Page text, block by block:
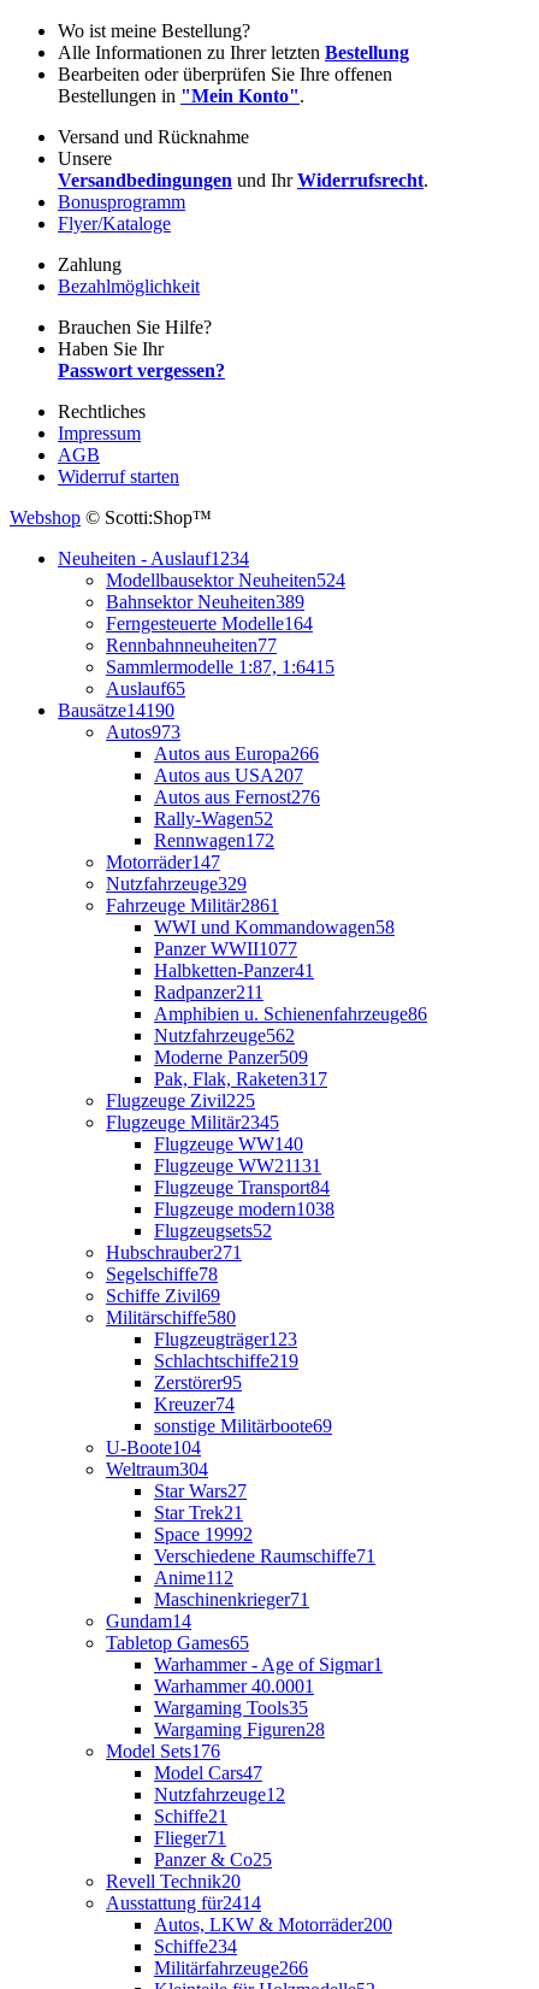
Wo ist meine Bestellung?
Alle Informationen zu Ihrer letzten Bestellung
Bearbeiten oder überprüfen Sie Ihre offenen
Bestellungen in "Mein Konto".
Versand und Rücknahme
Unsere
Versandbedingungen und IhrWiderrufsrecht.
Bonusprogramm
Flyer/Kataloge
Zahlung
Bezahlmöglichkeit
Brauchen Sie Hilfe?
Haben Sie Ihr
Passwort vergessen?
Rechtliches
Impressum
AGB
Widerruf starten
Webshop © Scotti:Shop™
Neuheiten - Auslauf1234
Modellbausektor Neuheiten524
Bahnsektor Neuheiten389
Ferngesteuerte Modelle164
Rennbahnneuheiten77
Sammlermodelle 1:87, 1:6415
Auslauf65
Bausätze14190
Autos973
Autos aus Europa266
Autos aus USA207
Autos aus Fernost276
Rally-Wagen52
Rennwagen172
Motorräder147
Nutzfahrzeuge329
Fahrzeuge Militär2861
WWI und Kommandowagen58
Panzer WWII1077
Halbketten-Panzer41
Radpanzer211
Amphibien u. Schienenfahrzeuge86
Nutzfahrzeuge562
Moderne Panzer509
Pak, Flak, Raketen317
Flugzeuge Zivil225
Flugzeuge Militär2345
Flugzeuge WW140
Flugzeuge WW21131
Flugzeuge Transport84
Flugzeuge modern1038
Flugzeugsets52
Hubschrauber271
Segelschiffe78
Schiffe Zivil69
Militärschiffe580
Flugzeugträger123
Schlachtschiffe219
Zerstörer95
Kreuzer74
sonstige Militärboote69
U-Boote104
Weltraum304
Star Wars27
Star Trek21
Space 19992
Verschiedene Raumschiffe71
Anime112
Maschinenkrieger71
Gundam14
Tabletop Games65
Warhammer - Age of Sigmar1
Warhammer 40.0001
Wargaming Tools35
Wargaming Figuren28
Model Sets176
Model Cars47
Nutzfahrzeuge12
Schiffe21
Flieger71
Panzer & Co25
Revell Technik20
Ausstattung für2414
Autos, LKW & Motorräder200
Schiffe234
Militärfahrzeuge266